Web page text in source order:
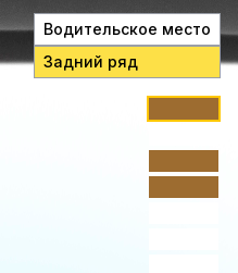
Водительское место
Задний ряд